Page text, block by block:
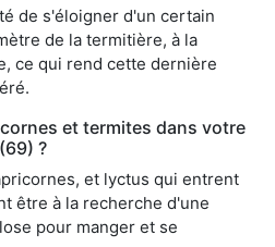
de s'éloigner d'un certain
de la termitière, à la
ce qui rend cette dernière
et termites dans votre
?
et lyctus qui entrent
être à la recherche d'une
pour manger et se